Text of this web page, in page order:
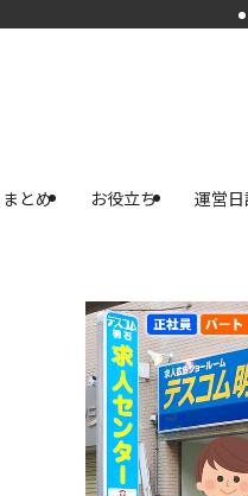
まとめ お役立ち 運営